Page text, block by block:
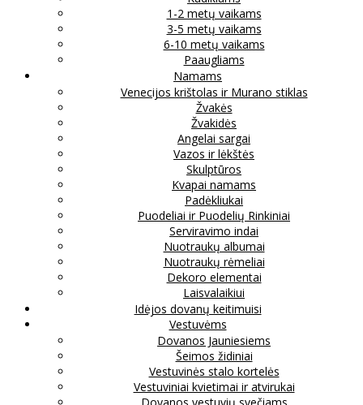
1-2 metų vaikams
3-5 metų vaikams
6-10 metų vaikams
Paaugliams
Namams
Venecijos krištolas ir Murano stiklas
Žvakės
Žvakidės
Angelai sargai
Vazos ir lėkštės
Skulptūros
Kvapai namams
Padėkliukai
Puodeliai ir Puodelių Rinkiniai
Serviravimo indai
Nuotraukų albumai
Nuotraukų rėmeliai
Dekoro elementai
Laisvalaikiui
Idėjos dovanų keitimuisi
Vestuvėms
Dovanos Jauniesiems
Šeimos židiniai
Vestuvinės stalo kortelės
Vestuviniai kvietimai ir atvirukai
Dovanos vestuvių svečiams